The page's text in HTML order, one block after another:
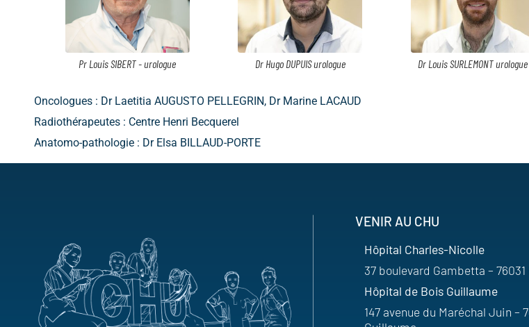
Pr Louis SIBERT - urologue Dr Hugo DUPUIS urologue Dr Louis SURLEMONT urologue
Oncologues : Dr Laetitia AUGUSTO PELLEGRIN, Dr Marine LACAUD
Radiothérapeutes : Centre Henri Becquerel
Anatomo-pathologie : Dr Elsa BILLAUD-PORTE
VENIR AU CHU
Hôpital Charles-Nicolle
37 boulevard Gambetta – 76031
Hôpital de Bois Guillaume
147 avenue du Maréchal Juin –